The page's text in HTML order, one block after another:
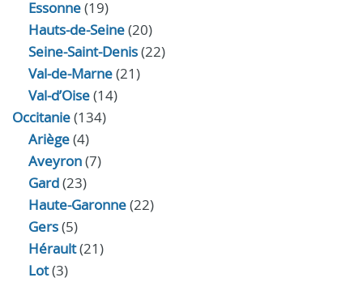
Essonne(19)
Hauts-de-Seine(20)
Seine-Saint-Denis(22)
Val-de-Marne(21)
Val-d’Oise(14)
Occitanie(134)
Ariège(4)
Aveyron(7)
Gard(23)
Haute-Garonne(22)
Gers(5)
Hérault(21)
Lot(3)